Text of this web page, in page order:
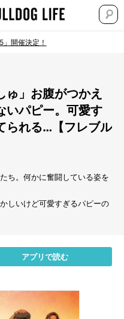
」開催決定！
ゅ」お腹がつかえ
いパピー。可愛す
られる…【フレブル
ち。何かに奮闘している姿を
しいけど可愛すぎるパピーの
アプリで読む